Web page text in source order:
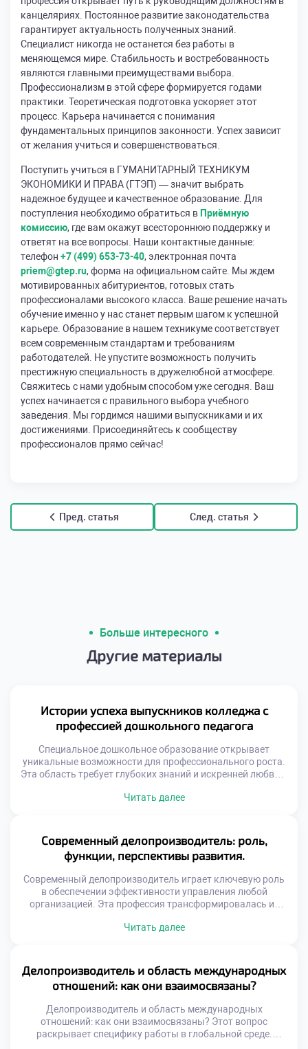
канцеляриях. Постоянное развитие законодательства
гарантирует актуальность полученных знаний.
Специалист никогда не останется без работы в
меняющемся мире. Стабильность и востребованность
являются главными преимуществами выбора.
Профессионализм в этой сфере формируется годами
практики. Теоретическая подготовка ускоряет этот
процесс. Карьера начинается с понимания
фундаментальных принципов законности. Успех зависит
от желания учиться и совершенствоваться.
Поступить учиться в ГУМАНИТАРНЫЙ ТЕХНИКУМ
ЭКОНОМИКИ И ПРАВА (ГТЭП) — значит выбрать
надежное будущее и качественное образование. Для
поступления необходимо обратиться в Приёмную
комиссию, где вам окажут всестороннюю поддержку и
ответят на все вопросы. Наши контактные данные:
телефон +7 (499) 653-73-40, электронная почта
priem@gtep.ru, форма на официальном сайте. Мы ждем
мотивированных абитуриентов, готовых стать
профессионалами высокого класса. Ваше решение начать
обучение именно у нас станет первым шагом к успешной
карьере. Образование в нашем техникуме соответствует
всем современным стандартам и требованиям
работодателей. Не упустите возможность получить
престижную специальность в дружелюбной атмосфере.
Свяжитесь с нами удобным способом уже сегодня. Ваш
успех начинается с правильного выбора учебного
заведения. Мы гордимся нашими выпускниками и их
достижениями. Присоединяйтесь к сообществу
профессионалов прямо сейчас!
Пред. статья След. статья
Больше интересного
Другие материалы
Истории успеха выпускников колледжа с
профессией дошкольного педагога
Специальное дошкольное образование открывает
уникальные возможности для профессионального роста.
Эта область требует глубоких знаний и искренней любви к
наставниками для маленьких личностей. Их труд
уважаемой в обществе. Сегодня спрос на
квалифицированных специалистов только возрастает.
Родители ищут лучших воспитателей для […]
Читать далее
Современный делопроизводитель: роль,
функции, перспективы развития.
Современный делопроизводитель играет ключевую роль
в обеспечении эффективности управления любой
организацией. Эта профессия трансформировалась из
бизнеса. Специалист сегодня управляет
компетенций зависит скорость принятия решений и
качество корпоративных коммуникаций. Функционал
документаведа вышел далеко за рамки простой
регистрации бумаг и архивирования. Цифровизация […]
Читать далее
Делопроизводитель и область международных
отношений: как они взаимосвязаны?
Делопроизводитель и область международных
отношений: как они взаимосвязаны? Этот вопрос
раскрывает специфику работы в глобальной среде.